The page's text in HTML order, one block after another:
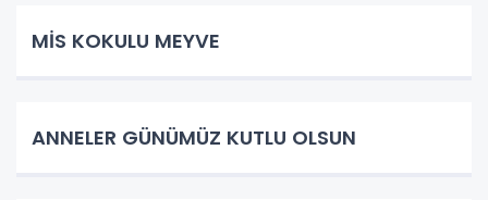
MİS KOKULU MEYVE
ANNELER GÜNÜMÜZ KUTLU OLSUN